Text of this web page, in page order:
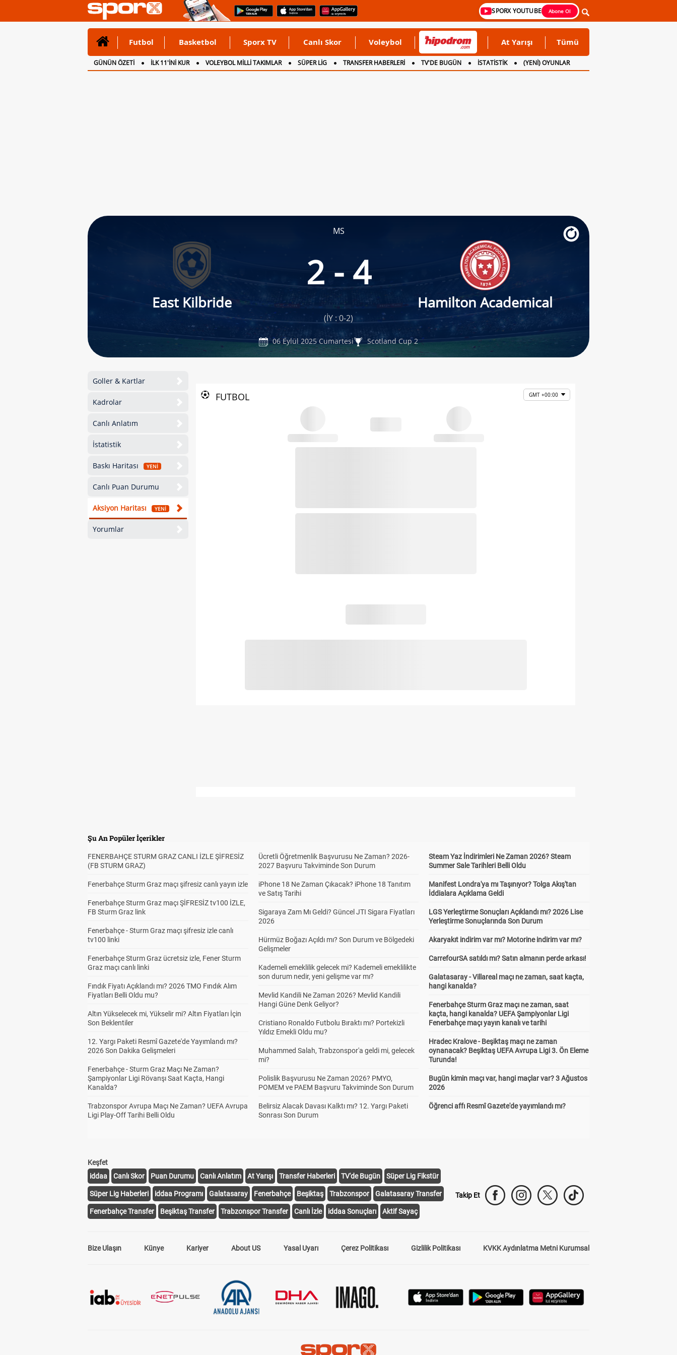
SPORX YOUTUBE Abone Ol
Futbol Basketbol Sporx TV Canlı Skor Voleybol At Yarışı Tümü
GÜNÜN ÖZETİ İLK 11'İNİ KUR VOLEYBOL MİLLİ TAKIMLAR SÜPER LİG TRANSFER HABERLERİ TV'DE BUGÜN İSTATİSTİK
(YENİ) OYUNLAR
CANLI ANLATIM
İNGİLTERE
MS
East Kilbride
2 - 4
Hamilton Academical
(İY : 0-2)
06 Eylül 2025 Cumartesi Scotland Cup 2
Goller & Kartlar
Kadrolar
Canlı Anlatım
İstatistik
Baskı Haritası YENİ
Canlı Puan Durumu
Aksiyon Haritası YENİ
Yorumlar
FUTBOL GMT +00:00
Şu An Popüler İçerikler
FENERBAHÇE STURM GRAZ CANLI İZLE ŞİFRESİZ
(FB STURM GRAZ)
Fenerbahçe Sturm Graz maçı şifresiz canlı yayın izle
Fenerbahçe Sturm Graz maçı ŞİFRESİZ tv100 İZLE,
FB Sturm Graz link
Fenerbahçe - Sturm Graz maçı şifresiz izle canlı
tv100 linki
Fenerbahçe Sturm Graz ücretsiz izle, Fener Sturm
Graz maçı canlı linki
Fındık Fiyatı Açıklandı mı? 2026 TMO Fındık Alım
Fiyatları Belli Oldu mu?
Altın Yükselecek mi, Yükselir mi? Altın Fiyatları İçin
Son Beklentiler
12. Yargı Paketi Resmî Gazete'de Yayımlandı mı?
2026 Son Dakika Gelişmeleri
Fenerbahçe - Sturm Graz Maçı Ne Zaman?
Şampiyonlar Ligi Rövanşı Saat Kaçta, Hangi
Kanalda?
Trabzonspor Avrupa Maçı Ne Zaman? UEFA Avrupa
Ligi Play-Off Tarihi Belli Oldu
Ücretli Öğretmenlik Başvurusu Ne Zaman? 2026-
2027 Başvuru Takviminde Son Durum
iPhone 18 Ne Zaman Çıkacak? iPhone 18 Tanıtım
ve Satış Tarihi
Sigaraya Zam Mı Geldi? Güncel JTI Sigara Fiyatları
2026
Hürmüz Boğazı Açıldı mı? Son Durum ve Bölgedeki
Gelişmeler
Kademeli emeklilik gelecek mi? Kademeli emeklilikte
son durum nedir, yeni gelişme var mı?
Mevlid Kandili Ne Zaman 2026? Mevlid Kandili
Hangi Güne Denk Geliyor?
Cristiano Ronaldo Futbolu Bıraktı mı? Portekizli
Yıldız Emekli Oldu mu?
Muhammed Salah, Trabzonspor'a geldi mi, gelecek
mi?
Polislik Başvurusu Ne Zaman 2026? PMYO,
POMEM ve PAEM Başvuru Takviminde Son Durum
Belirsiz Alacak Davası Kalktı mı? 12. Yargı Paketi
Sonrası Son Durum
Steam Yaz İndirimleri Ne Zaman 2026? Steam
Summer Sale Tarihleri Belli Oldu
Manifest Londra'ya mı Taşınıyor? Tolga Akış'tan
İddialara Açıklama Geldi
LGS Yerleştirme Sonuçları Açıklandı mı? 2026 Lise
Yerleştirme Sonuçlarında Son Durum
Akaryakıt indirim var mı? Motorine indirim var mı?
CarrefourSA satıldı mı? Satın almanın perde arkası!
Galatasaray - Villareal maçı ne zaman, saat kaçta,
hangi kanalda?
Fenerbahçe Sturm Graz maçı ne zaman, saat
kaçta, hangi kanalda? UEFA Şampiyonlar Ligi
Fenerbahçe maçı yayın kanalı ve tarihi
Hradec Kralove - Beşiktaş maçı ne zaman
oynanacak? Beşiktaş UEFA Avrupa Ligi 3. Ön Eleme
Turunda!
Bugün kimin maçı var, hangi maçlar var? 3 Ağustos
2026
Öğrenci affı Resmî Gazete'de yayımlandı mı?
Keşfet
iddaa
Canlı Skor Puan Durumu Canlı Anlatım At Yarışı Transfer Haberleri TV'de Bugün Süper Lig Fikstür
Süper Lig Haberleri iddaa Programı Galatasaray Fenerbahçe Beşiktaş Trabzonspor Galatasaray Transfer
Fenerbahçe Transfer Beşiktaş Transfer Trabzonspor Transfer Canlı İzle iddaa Sonuçları Aktif Sayaç
Takip Et
Bize Ulaşın Künye Kariyer About US Yasal Uyarı Çerez Politikası Gizlilik Politikası KVKK Aydınlatma Metni Kurumsal